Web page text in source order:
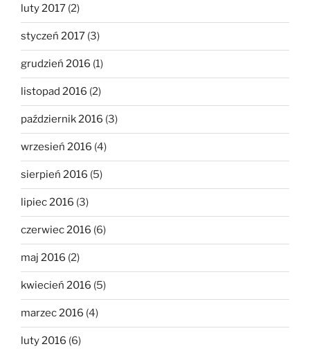
luty 2017 (2)
styczeń 2017 (3)
grudzień 2016 (1)
listopad 2016 (2)
październik 2016 (3)
wrzesień 2016 (4)
sierpień 2016 (5)
lipiec 2016 (3)
czerwiec 2016 (6)
maj 2016 (2)
kwiecień 2016 (5)
marzec 2016 (4)
luty 2016 (6)